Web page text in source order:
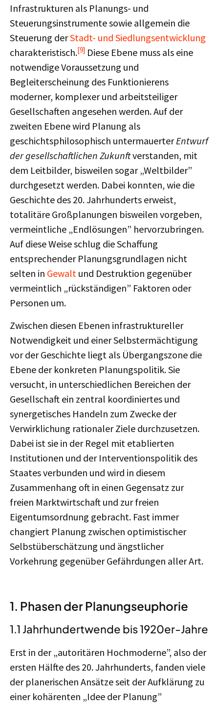
Infrastrukturen als Planungs- und
Steuerungsinstrumente sowie allgemein die
Steuerung derStadt- und Siedlungsentwicklung
charakteristisch.[9] Diese Ebene muss als eine
notwendige Voraussetzung und
Begleiterscheinung des Funktionierens
moderner, komplexer und arbeitsteiliger
Gesellschaften angesehen werden. Auf der
zweiten Ebene wird Planung als
geschichtsphilosophisch untermauerterEntwurf
der gesellschaftlichen Zukunftverstanden, mit
dem Leitbilder, bisweilen sogar „Weltbilder”
durchgesetzt werden. Dabei konnten, wie die
Geschichte des 20. Jahrhunderts erweist,
totalitäre Großplanungen bisweilen vorgeben,
vermeintliche „Endlösungen” hervorzubringen.
Auf diese Weise schlug die Schaffung
entsprechender Planungsgrundlagen nicht
selten in Gewalt und Destruktion gegenüber
vermeintlich „rückständigen” Faktoren oder
Personen um.
Zwischen diesen Ebenen infrastruktureller
Notwendigkeit und einer Selbstermächtigung
vor der Geschichte liegt als Übergangszone die
Ebene der konkreten Planungspolitik. Sie
versucht, in unterschiedlichen Bereichen der
Gesellschaft ein zentral koordiniertes und
synergetisches Handeln zum Zwecke der
Verwirklichung rationaler Ziele durchzusetzen.
Dabei ist sie in der Regel mit etablierten
Institutionen und der Interventionspolitik des
Staates verbunden und wird in diesem
Zusammenhang oft in einen Gegensatz zur
freien Marktwirtschaft und zur freien
Eigentumsordnung gebracht. Fast immer
changiert Planung zwischen optimistischer
Selbstüberschätzung und ängstlicher
Vorkehrung gegenüber Gefährdungen aller Art.
1. Phasen der Planungseuphorie
1.1 Jahrhundertwende bis 1920er-Jahre
Erst in der „autoritären Hochmoderne”, also der
ersten Hälfte des 20. Jahrhunderts, fanden viele
der planerischen Ansätze seit der Aufklärung zu
einer kohärenten „Idee der Planung”